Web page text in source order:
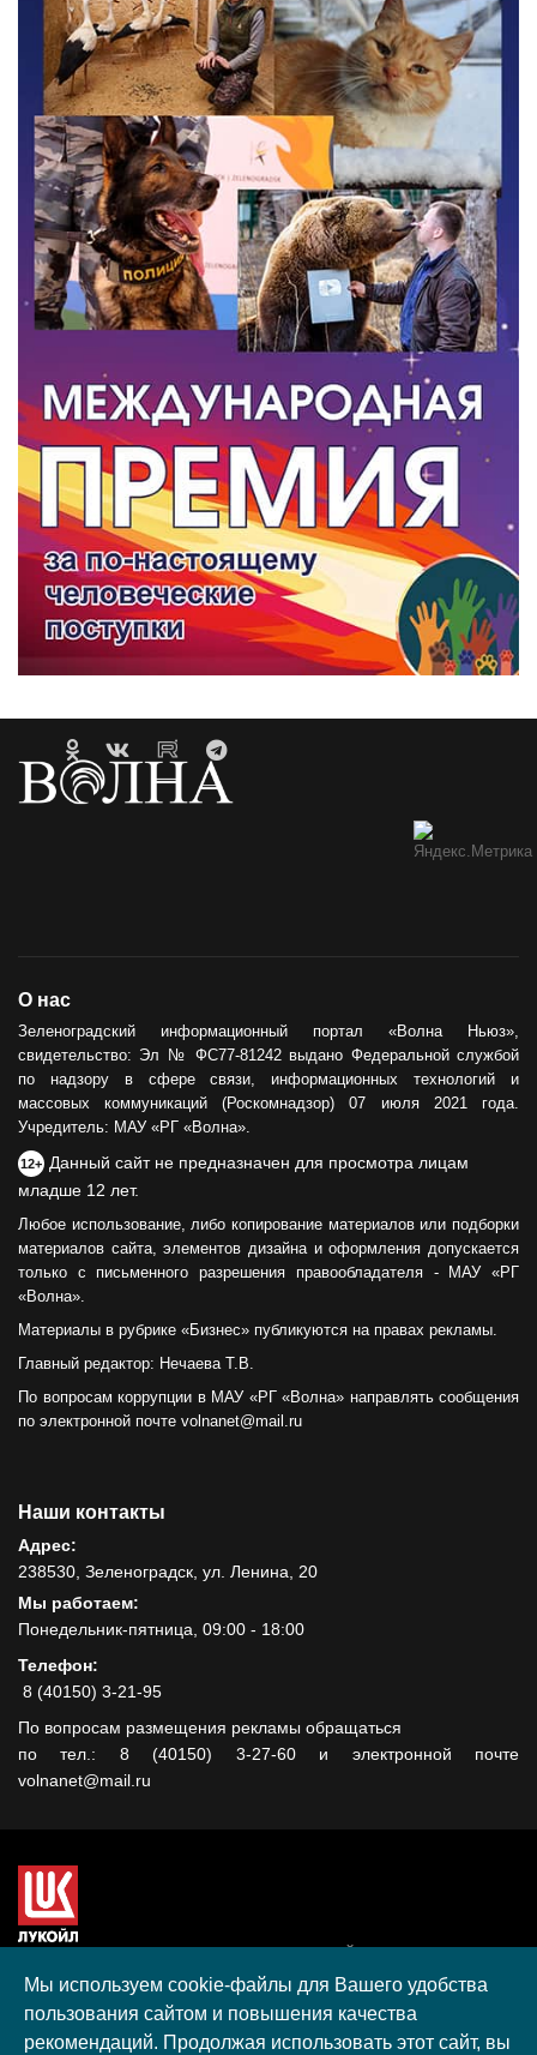
О нас
Зеленоградский информационный портал «Волна Ньюз»,
свидетельство: Эл № ФС77-81242 выдано Федеральной службой
по надзору в сфере связи, информационных технологий и
массовых коммуникаций (Роскомнадзор) 07 июля 2021 года.
Учредитель: МАУ «РГ «Волна».
12+ Данный сайт не предназначен для просмотра лицам
младше 12 лет.
Любое использование, либо копирование материалов или подборки
материалов сайта, элементов дизайна и оформления допускается
только с письменного разрешения правообладателя - МАУ «РГ
«Волна».
Материалы в рубрике «Бизнес» публикуются на правах рекламы.
Главный редактор: Нечаева Т.В.
По вопросам коррупции в МАУ «РГ «Волна» направлять сообщения
по электронной почте volnanet@mail.ru
Наши контакты
Адрес:
238530, Зеленоградск, ул. Ленина, 20
Мы работаем:
Понедельник-пятница, 09:00 - 18:00
Телефон:
8 (40150) 3-21-95
По вопросам размещения рекламы обращаться
по тел.: 8 (40150) 3-27-60 и электронной почте
volnanet@mail.ru
гранта, полученного в рамках XIII Конкурса социальных и
культурных проектов ПАО "ЛУКОЙЛ" на территории
Калининградской области в 2020 году
Мы используем cookie-файлы для Вашего удобства
пользования сайтом и повышения качества
рекомендаций. Продолжая использовать этот сайт, вы